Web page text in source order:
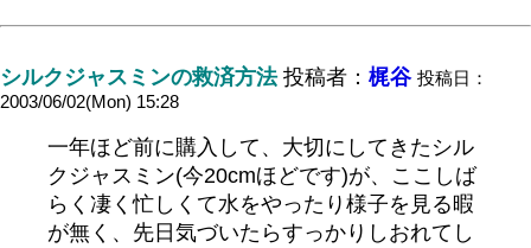
シルクジャスミンの救済方法投稿者： 梶谷 投稿日：
2003/06/02(Mon) 15:28
一年ほど前に購入して、大切にしてきたシル
クジャスミン(今20cmほどです)が、ここしば
らく凄く忙しくて水をやったり様子を見る暇
が無く、先日気づいたらすっかりしおれてし